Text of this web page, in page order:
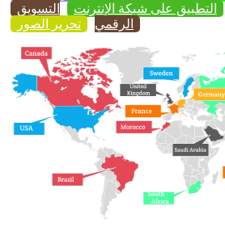
التطبيق على شبكة الإنترنت
التسويق
الرقمي
تحرير الصور